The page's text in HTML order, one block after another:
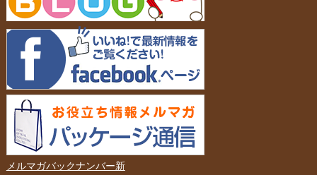
メルマガバックナンバー新